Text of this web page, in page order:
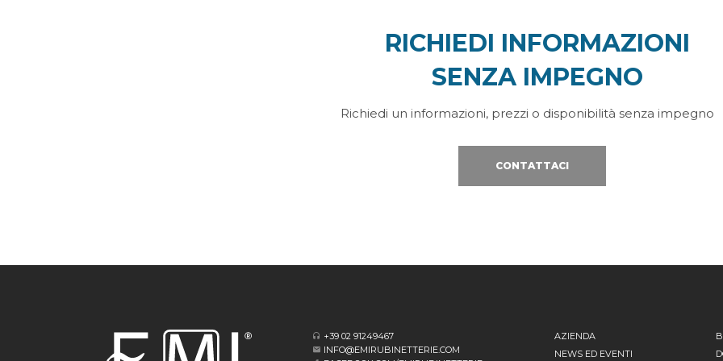
RICHIEDI INFORMAZIONI
SENZA IMPEGNO
Richiedi un informazioni, prezzi o disponibilità senza impegno
CONTATTACI
+39 02 91249467
INFO@EMIRUBINETTERIE.COM
AZIENDA
NEWS ED EVENTI